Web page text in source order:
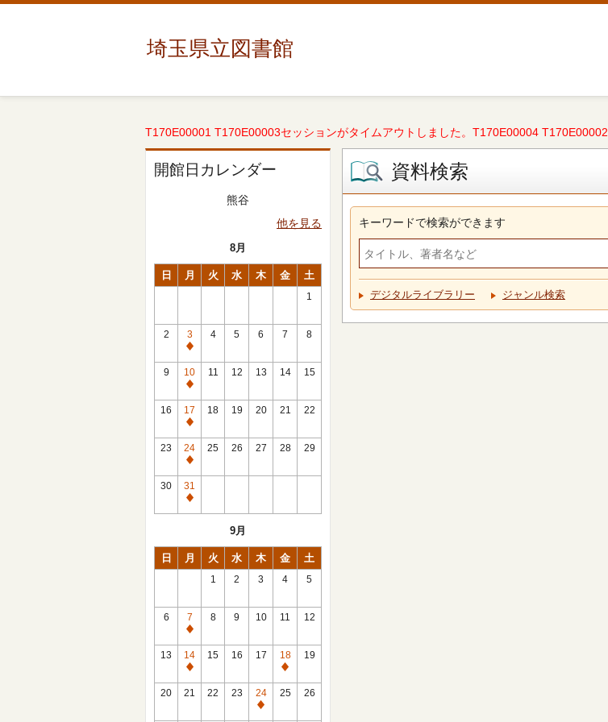
埼玉県立図書館
T170E00001 T170E00003セッションがタイムアウトしました。T170E00004 T170E00002
開館日カレンダー
熊谷
他を見る
8月
日 月 火 水 木 金 土
1
2
3
休
館
日
4 5 6 7 8
9
10
休
館
日
11 12 13 14 15
16
17
休
館
日
18 19 20 21 22
23
24
休
館
日
25 26 27 28 29
30
31
休
9月
日 月 火 水 木 金 土
1 2 3 4 5
6
7
休
館
日
8 9 10 11 12
13
14
休
館
15 16 17
18
休
館
19
20 21 22 23
24
休
25 26
資料検索
キーワードで検索ができます
デジタルライブラリー ジャンル検索